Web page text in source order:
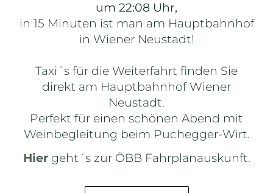
um 22:08 Uhr,
in 15 Minuten ist man am Hauptbahnhof
in Wiener Neustadt!
Taxi´s für die Weiterfahrt finden Sie
direkt am Hauptbahnhof Wiener
Neustadt.
Perfekt für einen schönen Abend mit
Weinbegleitung beim Puchegger-Wirt.
Hiergeht´s zur ÖBB Fahrplanauskunft.